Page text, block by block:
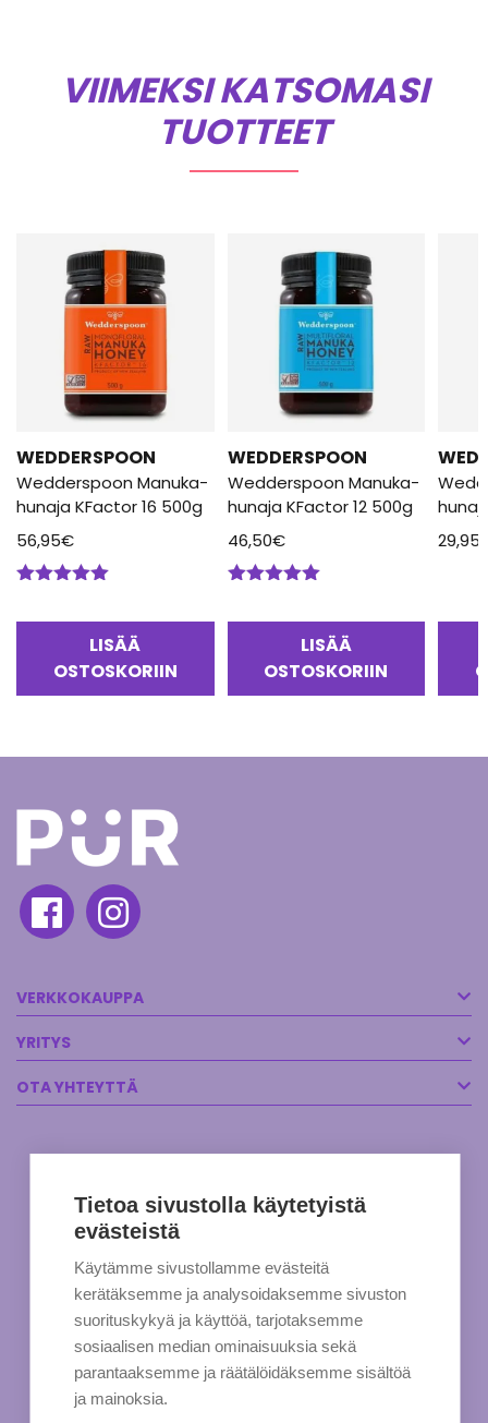
VIIMEKSI KATSOMASI
TUOTTEET
WEDDERSPOON
Wedderspoon Manuka-
hunaja KFactor 16 500g
56,95€
LISÄÄ
OSTOSKORIIN
WEDDERSPOON
Wedderspoon Manuka-
hunaja KFactor 12 500g
46,50€
LISÄÄ
OSTOSKORIIN
29,95
VERKKOKAUPPA
YRITYS
OTA YHTEYTTÄ
Tietoa sivustolla käytetyistä
evästeistä
Käytämme sivustollamme evästeitä
kerätäksemme ja analysoidaksemme sivuston
suorituskykyä ja käyttöä, tarjotaksemme
sosiaalisen median ominaisuuksia sekä
parantaaksemme ja räätälöidäksemme sisältöä
ja mainoksia.